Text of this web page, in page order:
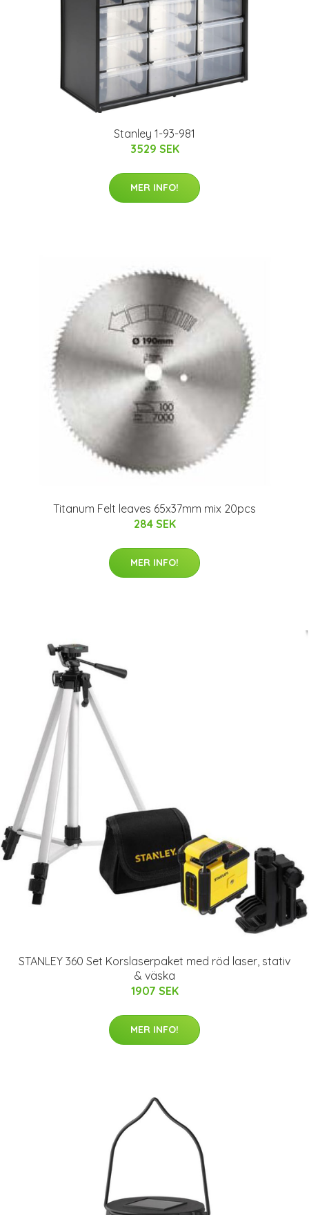
Stanley 1-93-981
3529 SEK
MER INFO!
Titanum Felt leaves 65x37mm mix 20pcs
284 SEK
MER INFO!
STANLEY 360 Set Korslaserpaket med röd laser, stativ
& väska
1907 SEK
MER INFO!